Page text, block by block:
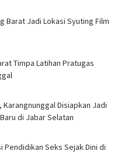
Barat Jadi Lokasi Syuting Film
Timpa Latihan Pra­tugas
Karangnunggal Disiapkan Jadi
di Jabar Selatan
Pendidikan Seks Sejak Dini di